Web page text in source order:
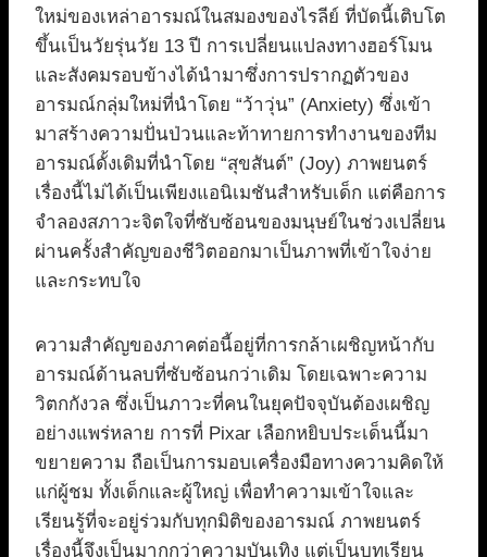
ใหม่ของเหล่าอารมณ์ในสมองของไรลีย์ ที่บัดนี้เติบโต
ขึ้นเป็นวัยรุ่นวัย 13 ปี การเปลี่ยนแปลงทางฮอร์โมน
และสังคมรอบข้างได้นำมาซึ่งการปรากฏตัวของ
อารมณ์กลุ่มใหม่ที่นำโดย “ว้าวุ่น” (Anxiety) ซึ่งเข้า
มาสร้างความปั่นป่วนและท้าทายการทำงานของทีม
อารมณ์ดั้งเดิมที่นำโดย “สุขสันต์” (Joy) ภาพยนตร์
เรื่องนี้ไม่ได้เป็นเพียงแอนิเมชันสำหรับเด็ก แต่คือการ
จำลองสภาวะจิตใจที่ซับซ้อนของมนุษย์ในช่วงเปลี่ยน
ผ่านครั้งสำคัญของชีวิตออกมาเป็นภาพที่เข้าใจง่าย
และกระทบใจ
ความสำคัญของภาคต่อนี้อยู่ที่การกล้าเผชิญหน้ากับ
อารมณ์ด้านลบที่ซับซ้อนกว่าเดิม โดยเฉพาะความ
วิตกกังวล ซึ่งเป็นภาวะที่คนในยุคปัจจุบันต้องเผชิญ
อย่างแพร่หลาย การที่ Pixar เลือกหยิบประเด็นนี้มา
ขยายความ ถือเป็นการมอบเครื่องมือทางความคิดให้
แก่ผู้ชม ทั้งเด็กและผู้ใหญ่ เพื่อทำความเข้าใจและ
เรียนรู้ที่จะอยู่ร่วมกับทุกมิติของอารมณ์ ภาพยนตร์
เรื่องนี้จึงเป็นมากกว่าความบันเทิง แต่เป็นบทเรียน